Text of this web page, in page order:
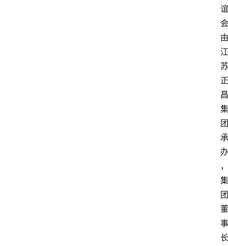
谊
会
由
江
苏
正
昌
集
团
承
办
，
集
团
董
事
长